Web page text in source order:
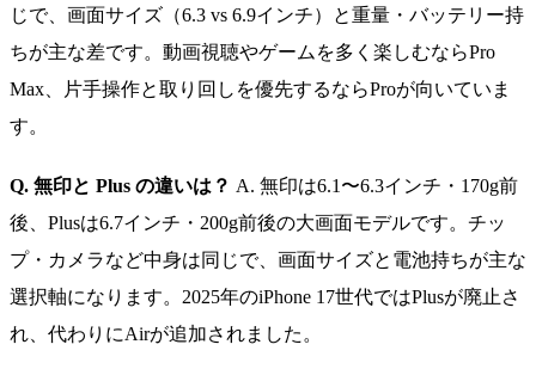
じで、画面サイズ（6.3 vs 6.9インチ）と重量・バッテリー持
ちが主な差です。動画視聴やゲームを多く楽しむならPro
Max、片手操作と取り回しを優先するならProが向いていま
す。
Q. 無印と Plus の違いは？ A. 無印は6.1〜6.3インチ・170g前
後、Plusは6.7インチ・200g前後の大画面モデルです。チッ
プ・カメラなど中身は同じで、画面サイズと電池持ちが主な
選択軸になります。2025年のiPhone 17世代ではPlusが廃止さ
れ、代わりにAirが追加されました。